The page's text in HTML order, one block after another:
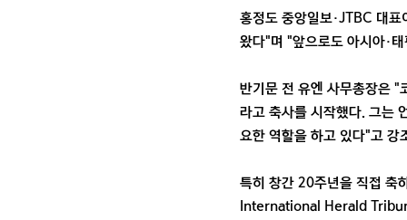
홍정도 중앙일보·JTBC 대
왔다"며 "앞으로도 아시아·
반기문 전 유엔 사무총장은 "
라고 축사를 시작했다. 그는
요한 역할을 하고 있다"고 강
특히 창간 20주년을 직접 축
International Herald